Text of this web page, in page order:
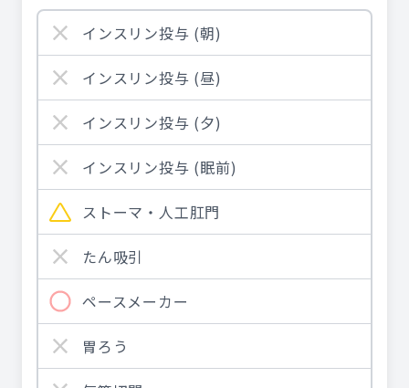
インスリン投与 (朝)
インスリン投与 (昼)
インスリン投与 (夕)
インスリン投与 (眠前)
ストーマ・人工肛門
たん吸引
ペースメーカー
胃ろう